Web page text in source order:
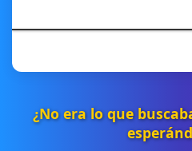
¿No era lo que